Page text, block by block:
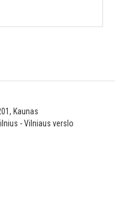
Kaunas
- Vilniaus verslo